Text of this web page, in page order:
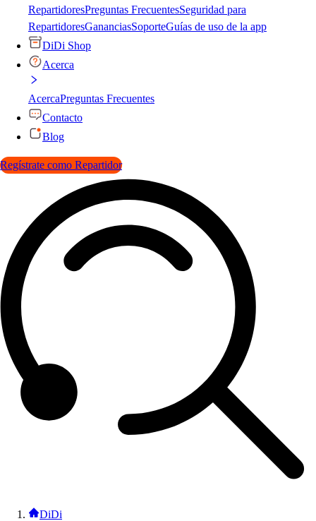
RepartidoresPreguntas FrecuentesSeguridad para
RepartidoresGananciasSoporteGuías de uso de la app
DiDi Shop
Acerca
AcercaPreguntas Frecuentes
Contacto
Blog
Regístrate como Repartidor
DiDi